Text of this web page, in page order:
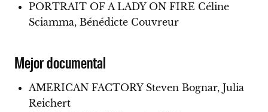
PORTRAIT OF A LADY ON FIRE Céline
Sciamma, Bénédicte Couvreur
Mejor documental
AMERICAN FACTORY Steven Bognar, Julia
Reichert